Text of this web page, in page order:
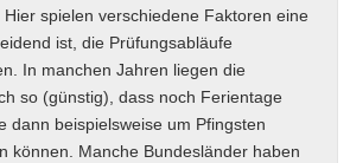
Hier spielen verschiedene Faktoren eine
ist, die Prüfungsabläufe
In manchen Jahren liegen die
so (günstig), dass noch Ferientage
dann beispielsweise um Pfingsten
können. Manche Bundesländer haben